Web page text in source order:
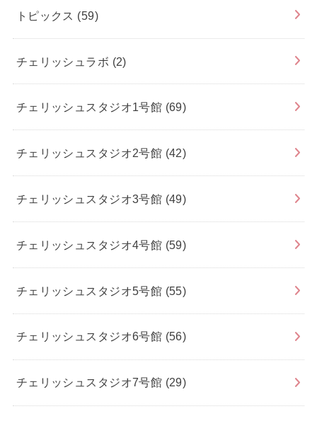
トピックス (59)
チェリッシュラボ (2)
チェリッシュスタジオ1号館 (69)
チェリッシュスタジオ2号館 (42)
チェリッシュスタジオ3号館 (49)
チェリッシュスタジオ4号館 (59)
チェリッシュスタジオ5号館 (55)
チェリッシュスタジオ6号館 (56)
チェリッシュスタジオ7号館 (29)